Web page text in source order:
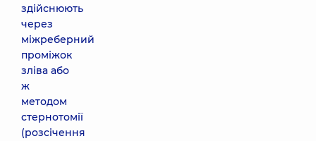
здійснюють
через
міжреберний
проміжок
зліва або
ж
методом
стернотомії
(розсічення